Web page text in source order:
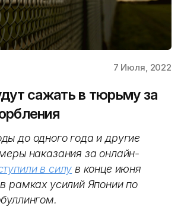
7 Июля, 2022
сажать в тюрьму за
до одного года и другие
наказания за онлайн-
в силу в конце июня
рамках усилий Японии по